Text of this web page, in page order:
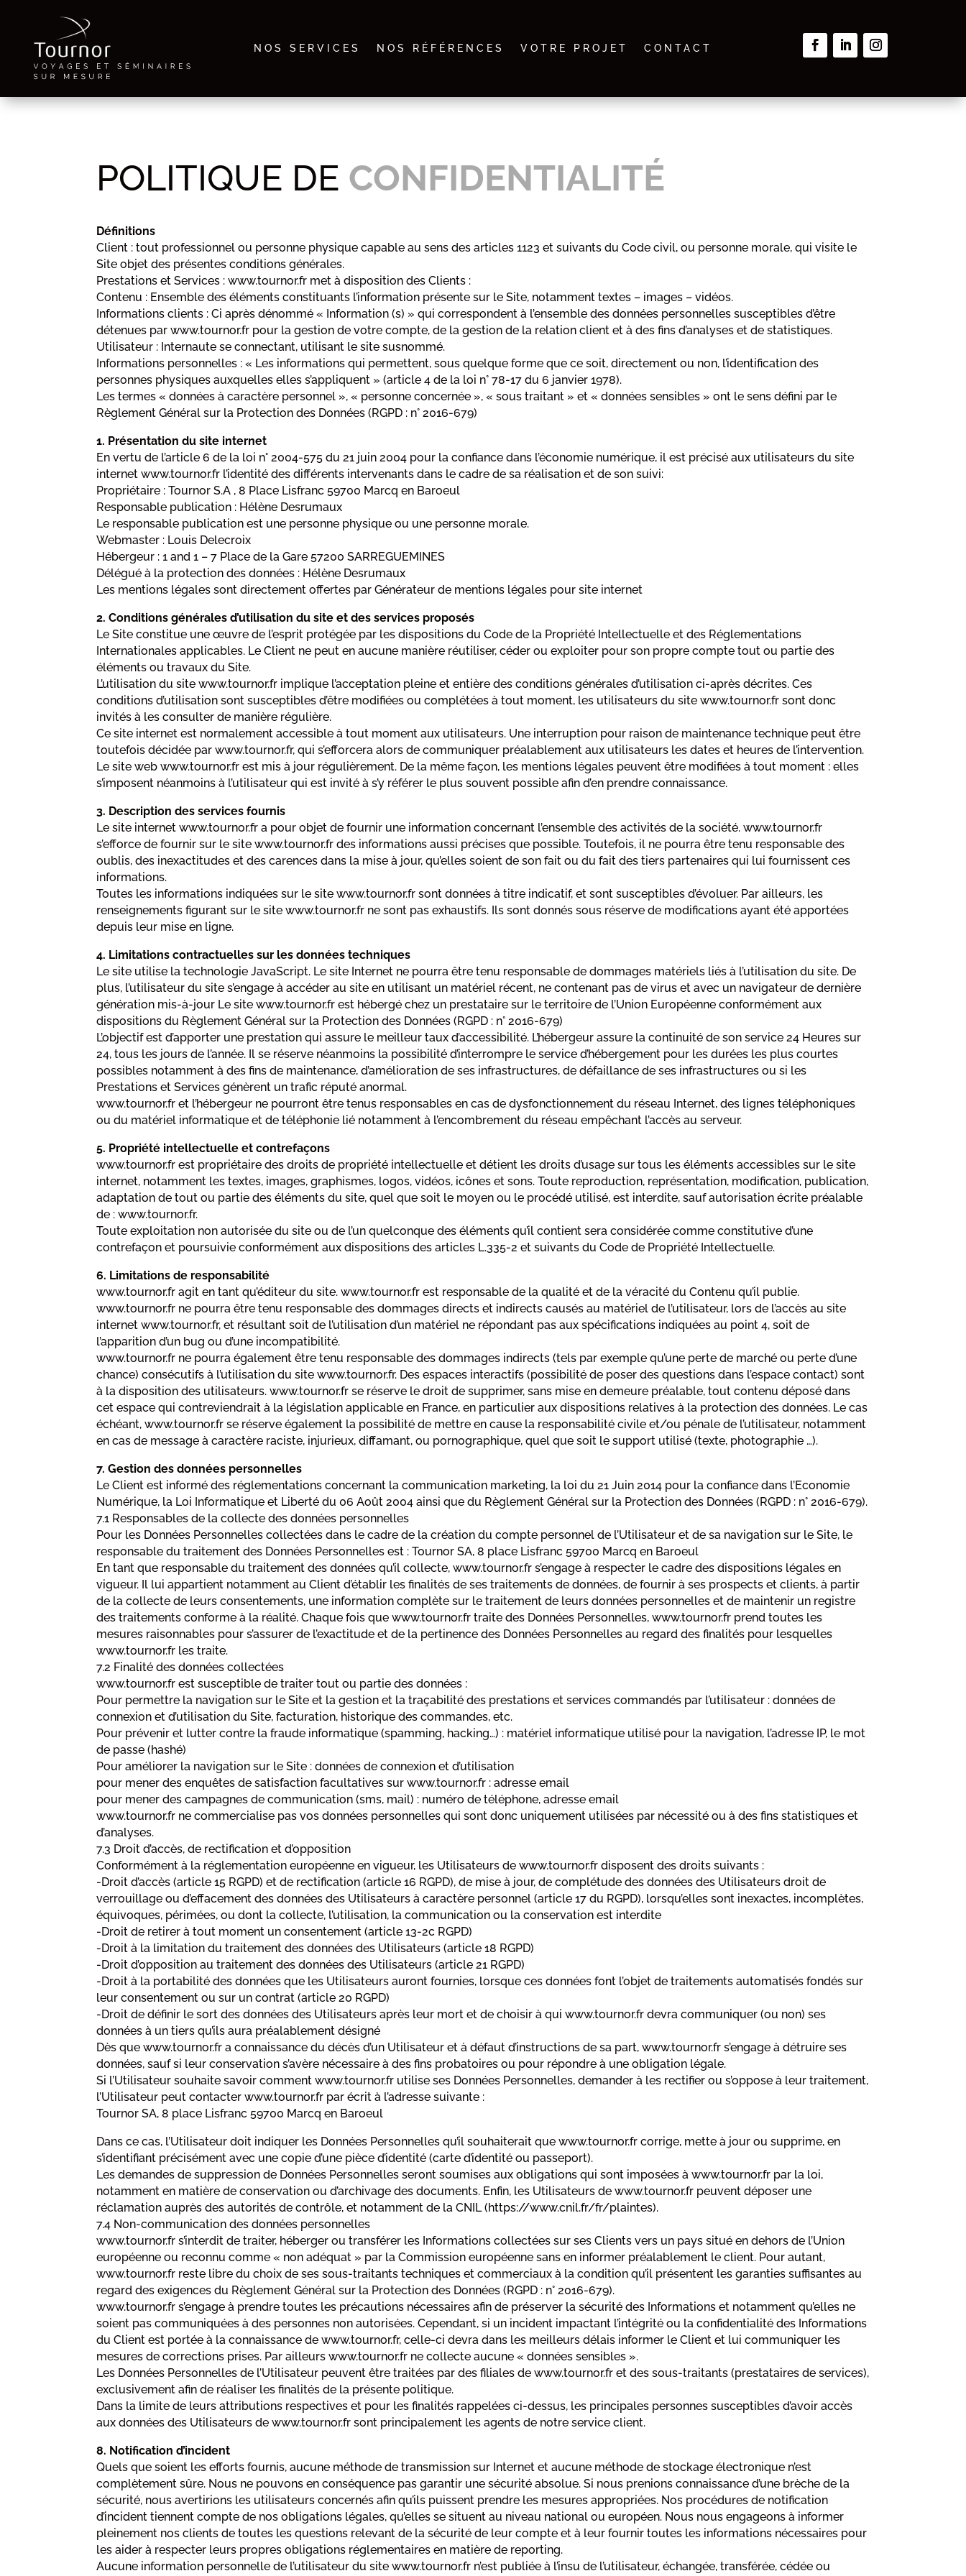
NOS SERVICES NOS RÉFÉRENCES VOTRE PROJET CONTACT
POLITIQUE DE CONFIDENTIALITÉ
Définitions
Client : tout professionnel ou personne physique capable au sens des articles 1123 et suivants du Code civil, ou personne morale, qui visite le
Site objet des présentes conditions générales.
Prestations et Services : www.tournor.fr met à disposition des Clients :
Contenu : Ensemble des éléments constituants l’information présente sur le Site, notamment textes – images – vidéos.
Informations clients : Ci après dénommé « Information (s) » qui correspondent à l’ensemble des données personnelles susceptibles d’être
détenues par www.tournor.fr pour la gestion de votre compte, de la gestion de la relation client et à des fins d’analyses et de statistiques.
Utilisateur : Internaute se connectant, utilisant le site susnommé.
Informations personnelles : « Les informations qui permettent, sous quelque forme que ce soit, directement ou non, l’identification des
personnes physiques auxquelles elles s’appliquent » (article 4 de la loi n° 78-17 du 6 janvier 1978).
Les termes « données à caractère personnel », « personne concernée », « sous traitant » et « données sensibles » ont le sens défini par le
Règlement Général sur la Protection des Données (RGPD : n° 2016-679)
1. Présentation du site internet
En vertu de l’article 6 de la loi n° 2004-575 du 21 juin 2004 pour la confiance dans l’économie numérique, il est précisé aux utilisateurs du site
internet www.tournor.fr l’identité des différents intervenants dans le cadre de sa réalisation et de son suivi:
Propriétaire : Tournor S.A , 8 Place Lisfranc 59700 Marcq en Baroeul
Responsable publication : Hélène Desrumaux
Le responsable publication est une personne physique ou une personne morale.
Webmaster : Louis Delecroix
Hébergeur : 1 and 1 – 7 Place de la Gare 57200 SARREGUEMINES
Délégué à la protection des données : Hélène Desrumaux
Les mentions légales sont directement offertes par Générateur de mentions légales pour site internet
2. Conditions générales d’utilisation du site et des services proposés
Le Site constitue une œuvre de l’esprit protégée par les dispositions du Code de la Propriété Intellectuelle et des Réglementations
Internationales applicables. Le Client ne peut en aucune manière réutiliser, céder ou exploiter pour son propre compte tout ou partie des
éléments ou travaux du Site.
L’utilisation du site www.tournor.fr implique l’acceptation pleine et entière des conditions générales d’utilisation ci-après décrites. Ces
conditions d’utilisation sont susceptibles d’être modifiées ou complétées à tout moment, les utilisateurs du site www.tournor.fr sont donc
invités à les consulter de manière régulière.
Ce site internet est normalement accessible à tout moment aux utilisateurs. Une interruption pour raison de maintenance technique peut être
toutefois décidée par www.tournor.fr, qui s’efforcera alors de communiquer préalablement aux utilisateurs les dates et heures de l’intervention.
Le site web www.tournor.fr est mis à jour régulièrement. De la même façon, les mentions légales peuvent être modifiées à tout moment : elles
s’imposent néanmoins à l’utilisateur qui est invité à s’y référer le plus souvent possible afin d’en prendre connaissance.
3. Description des services fournis
Le site internet www.tournor.fr a pour objet de fournir une information concernant l’ensemble des activités de la société. www.tournor.fr
s’efforce de fournir sur le site www.tournor.fr des informations aussi précises que possible. Toutefois, il ne pourra être tenu responsable des
oublis, des inexactitudes et des carences dans la mise à jour, qu’elles soient de son fait ou du fait des tiers partenaires qui lui fournissent ces
informations.
Toutes les informations indiquées sur le site www.tournor.fr sont données à titre indicatif, et sont susceptibles d’évoluer. Par ailleurs, les
renseignements figurant sur le site www.tournor.fr ne sont pas exhaustifs. Ils sont donnés sous réserve de modifications ayant été apportées
depuis leur mise en ligne.
4. Limitations contractuelles sur les données techniques
Le site utilise la technologie JavaScript. Le site Internet ne pourra être tenu responsable de dommages matériels liés à l’utilisation du site. De
plus, l’utilisateur du site s’engage à accéder au site en utilisant un matériel récent, ne contenant pas de virus et avec un navigateur de dernière
génération mis-à-jour Le site www.tournor.fr est hébergé chez un prestataire sur le territoire de l’Union Européenne conformément aux
dispositions du Règlement Général sur la Protection des Données (RGPD : n° 2016-679)
L’objectif est d’apporter une prestation qui assure le meilleur taux d’accessibilité. L’hébergeur assure la continuité de son service 24 Heures sur
24, tous les jours de l’année. Il se réserve néanmoins la possibilité d’interrompre le service d’hébergement pour les durées les plus courtes
possibles notamment à des fins de maintenance, d’amélioration de ses infrastructures, de défaillance de ses infrastructures ou si les
Prestations et Services génèrent un trafic réputé anormal.
www.tournor.fr et l’hébergeur ne pourront être tenus responsables en cas de dysfonctionnement du réseau Internet, des lignes téléphoniques
ou du matériel informatique et de téléphonie lié notamment à l’encombrement du réseau empêchant l’accès au serveur.
5. Propriété intellectuelle et contrefaçons
www.tournor.fr est propriétaire des droits de propriété intellectuelle et détient les droits d’usage sur tous les éléments accessibles sur le site
internet, notamment les textes, images, graphismes, logos, vidéos, icônes et sons. Toute reproduction, représentation, modification, publication,
adaptation de tout ou partie des éléments du site, quel que soit le moyen ou le procédé utilisé, est interdite, sauf autorisation écrite préalable
de : www.tournor.fr.
Toute exploitation non autorisée du site ou de l’un quelconque des éléments qu’il contient sera considérée comme constitutive d’une
contrefaçon et poursuivie conformément aux dispositions des articles L.335-2 et suivants du Code de Propriété Intellectuelle.
6. Limitations de responsabilité
www.tournor.fr agit en tant qu’éditeur du site. www.tournor.fr est responsable de la qualité et de la véracité du Contenu qu’il publie.
www.tournor.fr ne pourra être tenu responsable des dommages directs et indirects causés au matériel de l’utilisateur, lors de l’accès au site
internet www.tournor.fr, et résultant soit de l’utilisation d’un matériel ne répondant pas aux spécifications indiquées au point 4, soit de
l’apparition d’un bug ou d’une incompatibilité.
www.tournor.fr ne pourra également être tenu responsable des dommages indirects (tels par exemple qu’une perte de marché ou perte d’une
chance) consécutifs à l’utilisation du site www.tournor.fr. Des espaces interactifs (possibilité de poser des questions dans l’espace contact) sont
à la disposition des utilisateurs. www.tournor.fr se réserve le droit de supprimer, sans mise en demeure préalable, tout contenu déposé dans
cet espace qui contreviendrait à la législation applicable en France, en particulier aux dispositions relatives à la protection des données. Le cas
échéant, www.tournor.fr se réserve également la possibilité de mettre en cause la responsabilité civile et/ou pénale de l’utilisateur, notamment
en cas de message à caractère raciste, injurieux, diffamant, ou pornographique, quel que soit le support utilisé (texte, photographie …).
7. Gestion des données personnelles
Le Client est informé des réglementations concernant la communication marketing, la loi du 21 Juin 2014 pour la confiance dans l’Economie
Numérique, la Loi Informatique et Liberté du 06 Août 2004 ainsi que du Règlement Général sur la Protection des Données (RGPD : n° 2016-679).
7.1 Responsables de la collecte des données personnelles
Pour les Données Personnelles collectées dans le cadre de la création du compte personnel de l’Utilisateur et de sa navigation sur le Site, le
responsable du traitement des Données Personnelles est : Tournor SA, 8 place Lisfranc 59700 Marcq en Baroeul
En tant que responsable du traitement des données qu’il collecte, www.tournor.fr s’engage à respecter le cadre des dispositions légales en
vigueur. Il lui appartient notamment au Client d’établir les finalités de ses traitements de données, de fournir à ses prospects et clients, à partir
de la collecte de leurs consentements, une information complète sur le traitement de leurs données personnelles et de maintenir un registre
des traitements conforme à la réalité. Chaque fois que www.tournor.fr traite des Données Personnelles, www.tournor.fr prend toutes les
mesures raisonnables pour s’assurer de l’exactitude et de la pertinence des Données Personnelles au regard des finalités pour lesquelles
www.tournor.fr les traite.
7.2 Finalité des données collectées
www.tournor.fr est susceptible de traiter tout ou partie des données :
Pour permettre la navigation sur le Site et la gestion et la traçabilité des prestations et services commandés par l’utilisateur : données de
connexion et d’utilisation du Site, facturation, historique des commandes, etc.
Pour prévenir et lutter contre la fraude informatique (spamming, hacking…) : matériel informatique utilisé pour la navigation, l’adresse IP, le mot
de passe (hashé)
Pour améliorer la navigation sur le Site : données de connexion et d’utilisation
pour mener des enquêtes de satisfaction facultatives sur www.tournor.fr : adresse email
pour mener des campagnes de communication (sms, mail) : numéro de téléphone, adresse email
www.tournor.fr ne commercialise pas vos données personnelles qui sont donc uniquement utilisées par nécessité ou à des fins statistiques et
d’analyses.
7.3 Droit d’accès, de rectification et d’opposition
Conformément à la réglementation européenne en vigueur, les Utilisateurs de www.tournor.fr disposent des droits suivants :
-Droit d’accès (article 15 RGPD) et de rectification (article 16 RGPD), de mise à jour, de complétude des données des Utilisateurs droit de
verrouillage ou d’effacement des données des Utilisateurs à caractère personnel (article 17 du RGPD), lorsqu’elles sont inexactes, incomplètes,
équivoques, périmées, ou dont la collecte, l’utilisation, la communication ou la conservation est interdite
-Droit de retirer à tout moment un consentement (article 13-2c RGPD)
-Droit à la limitation du traitement des données des Utilisateurs (article 18 RGPD)
-Droit d’opposition au traitement des données des Utilisateurs (article 21 RGPD)
-Droit à la portabilité des données que les Utilisateurs auront fournies, lorsque ces données font l’objet de traitements automatisés fondés sur
leur consentement ou sur un contrat (article 20 RGPD)
-Droit de définir le sort des données des Utilisateurs après leur mort et de choisir à qui www.tournor.fr devra communiquer (ou non) ses
données à un tiers qu’ils aura préalablement désigné
Dès que www.tournor.fr a connaissance du décès d’un Utilisateur et à défaut d’instructions de sa part, www.tournor.fr s’engage à détruire ses
données, sauf si leur conservation s’avère nécessaire à des fins probatoires ou pour répondre à une obligation légale.
Si l’Utilisateur souhaite savoir comment www.tournor.fr utilise ses Données Personnelles, demander à les rectifier ou s’oppose à leur traitement,
l’Utilisateur peut contacter www.tournor.fr par écrit à l’adresse suivante :
Tournor SA, 8 place Lisfranc 59700 Marcq en Baroeul
Dans ce cas, l’Utilisateur doit indiquer les Données Personnelles qu’il souhaiterait que www.tournor.fr corrige, mette à jour ou supprime, en
s’identifiant précisément avec une copie d’une pièce d’identité (carte d’identité ou passeport).
Les demandes de suppression de Données Personnelles seront soumises aux obligations qui sont imposées à www.tournor.fr par la loi,
notamment en matière de conservation ou d’archivage des documents. Enfin, les Utilisateurs de www.tournor.fr peuvent déposer une
réclamation auprès des autorités de contrôle, et notamment de la CNIL (https://www.cnil.fr/fr/plaintes).
7.4 Non-communication des données personnelles
www.tournor.fr s’interdit de traiter, héberger ou transférer les Informations collectées sur ses Clients vers un pays situé en dehors de l’Union
européenne ou reconnu comme « non adéquat » par la Commission européenne sans en informer préalablement le client. Pour autant,
www.tournor.fr reste libre du choix de ses sous-traitants techniques et commerciaux à la condition qu’il présentent les garanties suffisantes au
regard des exigences du Règlement Général sur la Protection des Données (RGPD : n° 2016-679).
www.tournor.fr s’engage à prendre toutes les précautions nécessaires afin de préserver la sécurité des Informations et notamment qu’elles ne
soient pas communiquées à des personnes non autorisées. Cependant, si un incident impactant l’intégrité ou la confidentialité des Informations
du Client est portée à la connaissance de www.tournor.fr, celle-ci devra dans les meilleurs délais informer le Client et lui communiquer les
mesures de corrections prises. Par ailleurs www.tournor.fr ne collecte aucune « données sensibles ».
Les Données Personnelles de l’Utilisateur peuvent être traitées par des filiales de www.tournor.fr et des sous-traitants (prestataires de services),
exclusivement afin de réaliser les finalités de la présente politique.
Dans la limite de leurs attributions respectives et pour les finalités rappelées ci-dessus, les principales personnes susceptibles d’avoir accès
aux données des Utilisateurs de www.tournor.fr sont principalement les agents de notre service client.
8. Notification d’incident
Quels que soient les efforts fournis, aucune méthode de transmission sur Internet et aucune méthode de stockage électronique n’est
complètement sûre. Nous ne pouvons en conséquence pas garantir une sécurité absolue. Si nous prenions connaissance d’une brèche de la
sécurité, nous avertirions les utilisateurs concernés afin qu’ils puissent prendre les mesures appropriées. Nos procédures de notification
d’incident tiennent compte de nos obligations légales, qu’elles se situent au niveau national ou européen. Nous nous engageons à informer
pleinement nos clients de toutes les questions relevant de la sécurité de leur compte et à leur fournir toutes les informations nécessaires pour
les aider à respecter leurs propres obligations réglementaires en matière de reporting.
Aucune information personnelle de l’utilisateur du site www.tournor.fr n’est publiée à l’insu de l’utilisateur, échangée, transférée, cédée ou